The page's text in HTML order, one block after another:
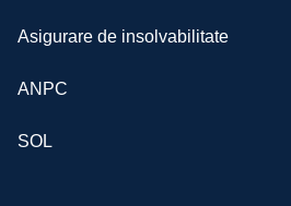
Asigurare de insolvabilitate
ANPC
SOL